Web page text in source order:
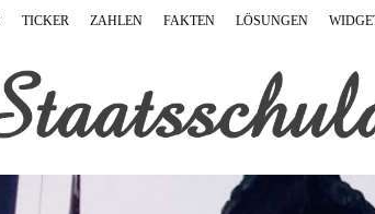
TICKER ZAHLEN FAKTEN LÖSUNGEN